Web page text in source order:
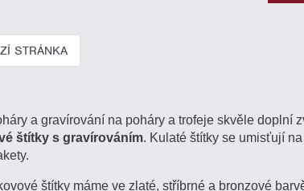
STRÁNKA
a gravírování na poháry a trofeje skvěle doplní
štítky s gravírováním. Kulaté štítky se umisťují
štítky máme ve zlaté, stříbrné a bronzové